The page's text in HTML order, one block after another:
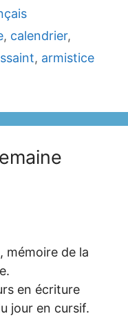
, calendrier,
, armistice
mémoire de la
en écriture
jour en cursif.